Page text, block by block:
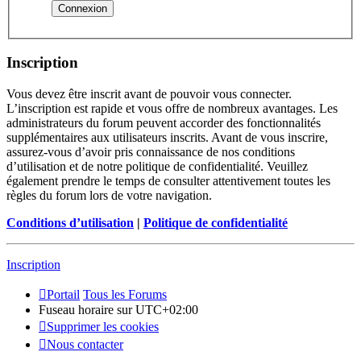
Inscription
Vous devez être inscrit avant de pouvoir vous connecter.
L’inscription est rapide et vous offre de nombreux avantages. Les
administrateurs du forum peuvent accorder des fonctionnalités
supplémentaires aux utilisateurs inscrits. Avant de vous inscrire,
assurez-vous d’avoir pris connaissance de nos conditions
d’utilisation et de notre politique de confidentialité. Veuillez
également prendre le temps de consulter attentivement toutes les
règles du forum lors de votre navigation.
Conditions d’utilisation | Politique de confidentialité
Inscription
Portail Tous les Forums
Fuseau horaire surUTC+02:00
Supprimer les cookies
Nous contacter